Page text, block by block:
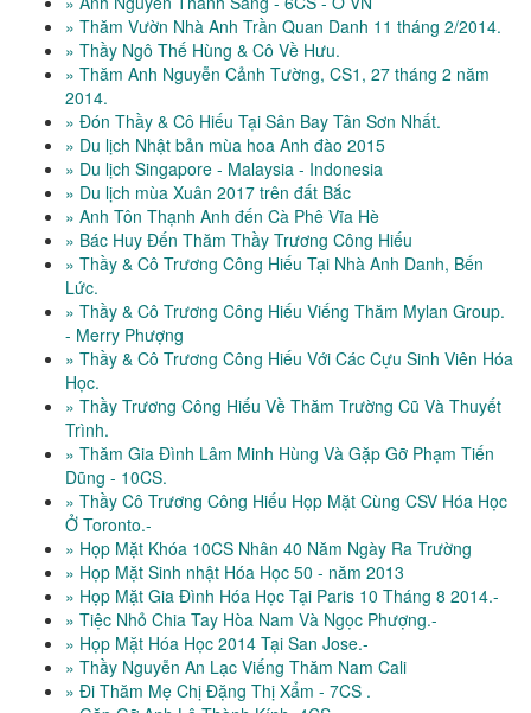
» Thăm Vườn Nhà Anh Trần Quan Danh 11 tháng 2/2014.
» Thầy Ngô Thế Hùng & Cô Về Hưu.
» Thăm Anh Nguyễn Cảnh Tường, CS1, 27 tháng 2 năm
2014.
» Đón Thầy & Cô Hiếu Tại Sân Bay Tân Sơn Nhất.
» Du lịch Nhật bản mùa hoa Anh đào 2015
» Du lịch Singapore - Malaysia - Indonesia
» Du lịch mùa Xuân 2017 trên đất Bắc
» Anh Tôn Thạnh Anh đến Cà Phê Vĩa Hè
» Bác Huy Đến Thăm Thầy Trương Công Hiếu
» Thầy & Cô Trương Công Hiếu Tại Nhà Anh Danh, Bến
Lức.
» Thầy & Cô Trương Công Hiếu Viếng Thăm Mylan Group.
- Merry Phượng
» Thầy & Cô Trương Công Hiếu Với Các Cựu Sinh Viên Hóa
Học.
» Thầy Trương Công Hiếu Về Thăm Trường Cũ Và Thuyết
Trình.
» Thăm Gia Đình Lâm Minh Hùng Và Gặp Gỡ Phạm Tiến
Dũng - 10CS.
» Thầy Cô Trương Công Hiếu Họp Mặt Cùng CSV Hóa Học
Ở Toronto.-
» Họp Mặt Khóa 10CS Nhân 40 Năm Ngày Ra Trường
» Họp Mặt Sinh nhật Hóa Học 50 - năm 2013
» Họp Mặt Gia Đình Hóa Học Tại Paris 10 Tháng 8 2014.-
» Tiệc Nhỏ Chia Tay Hòa Nam Và Ngọc Phượng.-
» Họp Mặt Hóa Học 2014 Tại San Jose.-
» Thầy Nguyễn An Lạc Viếng Thăm Nam Cali
» Đi Thăm Mẹ Chị Đặng Thị Xẩm - 7CS .